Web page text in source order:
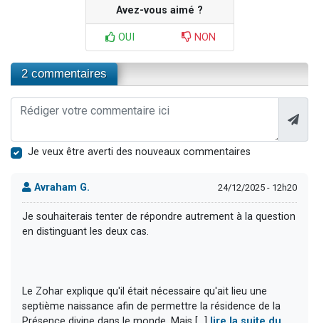
Avez-vous aimé ?
OUI NON
2 commentaires
Je veux être averti des nouveaux commentaires
Avraham G. 24/12/2025 - 12h20
Je souhaiterais tenter de répondre autrement à la question
en distinguant les deux cas.
Le Zohar explique qu'il était nécessaire qu'ait lieu une
septième naissance afin de permettre la résidence de la